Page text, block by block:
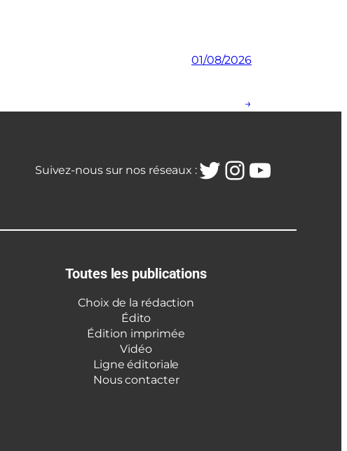
01/08/2026
→
Suivez-nous sur nos réseaux :Twitter
Toutes les publications
Choix de la rédaction
Édito
Édition imprimée
Vidéo
Ligne éditoriale
Nous contacter